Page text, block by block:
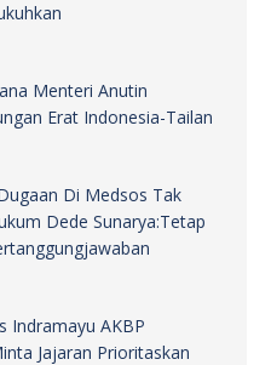
Menteri Anutin
Erat Indonesia-Tailan
Di Medsos Tak
Dede Sunarya:Tetap
Indramayu AKBP
Jajaran Prioritaskan